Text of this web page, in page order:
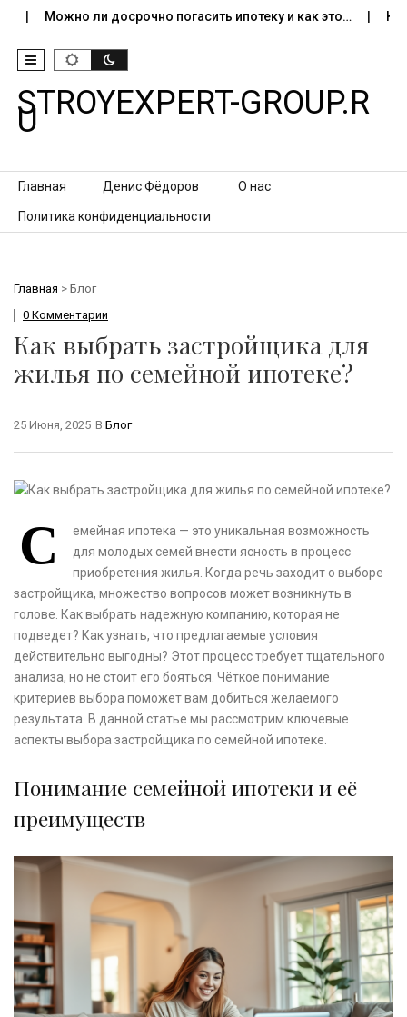
Можно ли досрочно погасить ипотеку и как это… Как
STROYEXPERT-GROUP.R
U
Перейти к контенту
Главная Денис Фёдоров О нас
Политика конфиденциальности
Главная > Блог
0 Комментарии
Как выбрать застройщика для
жилья по семейной ипотеке?
В Блог
25 Июня, 2025
С
емейная ипотека — это уникальная возможность
для молодых семей внести ясность в процесс
приобретения жилья. Когда речь заходит о выборе
застройщика, множество вопросов может возникнуть в
голове. Как выбрать надежную компанию, которая не
подведет? Как узнать, что предлагаемые условия
действительно выгодны? Этот процесс требует тщательного
анализа, но не стоит его бояться. Чёткое понимание
критериев выбора поможет вам добиться желаемого
результата. В данной статье мы рассмотрим ключевые
аспекты выбора застройщика по семейной ипотеке.
Понимание семейной ипотеки и её
преимуществ